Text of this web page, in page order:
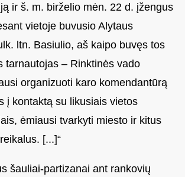
ir š. m. birželio mėn. 22 d. įžengus
vietoje buvusio Alytaus
ltn. Basiulio, aš kaipo buvęs tos
tarnautojas – Rinktinės vado
organizuoti karo komendantūrą
į kontaktą su likusiais vietos
ėmiausi tvarkyti miesto ir kitus
[...]“
šauliai-partizanai ant rankovių